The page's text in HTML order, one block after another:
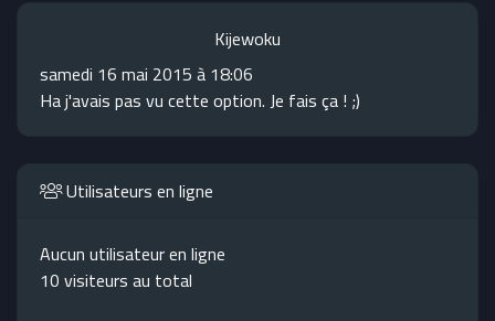
Kijewoku
samedi 16 mai 2015 à 18:06
Ha j'avais pas vu cette option. Je fais ça ! ;)
Utilisateurs en ligne
Aucun utilisateur en ligne
10 visiteurs au total